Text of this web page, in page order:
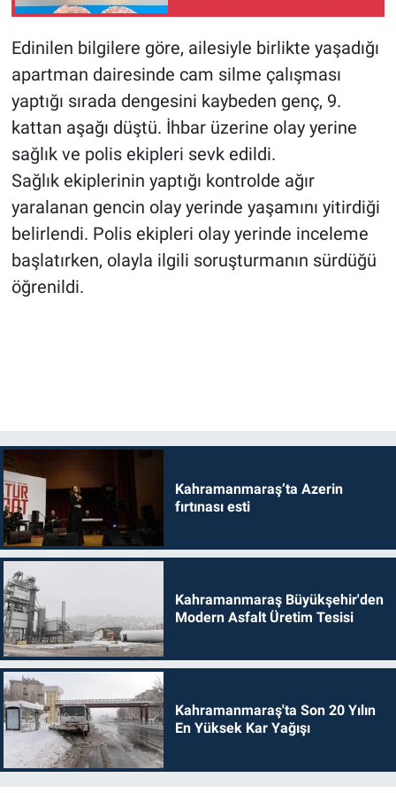
Şüpheli Tutuklandı
Edinilen bilgilere göre, ailesiyle birlikte yaşadığı
apartman dairesinde cam silme çalışması
yaptığı sırada dengesini kaybeden genç, 9.
kattan aşağı düştü. İhbar üzerine olay yerine
sağlık ve polis ekipleri sevk edildi.
Sağlık ekiplerinin yaptığı kontrolde ağır
yaralanan gencin olay yerinde yaşamını yitirdiği
belirlendi. Polis ekipleri olay yerinde inceleme
başlatırken, olayla ilgili soruşturmanın sürdüğü
öğrenildi.
Kahramanmaraş’ta Azerin
fırtınası esti
Kahramanmaraş Büyükşehir'den
Modern Asfalt Üretim Tesisi
Kahramanmaraş'ta Son 20 Yılın
En Yüksek Kar Yağışı